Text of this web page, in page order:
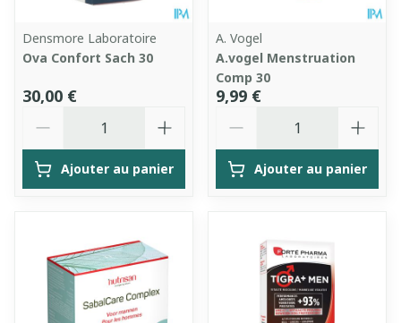
Densmore Laboratoire
Ova Confort Sach 30
30,00 €
Ajouter au panier
A. Vogel
A.vogel Menstruation
Comp 30
9,99 €
Ajouter au panier